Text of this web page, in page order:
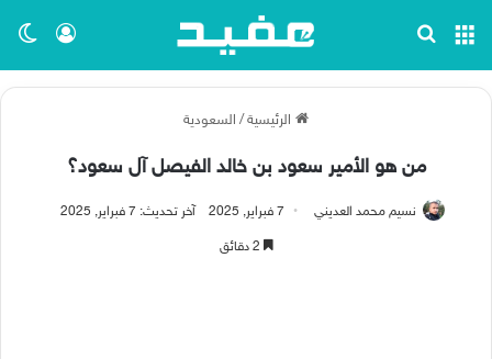
تسجيل القائمة
الرئيسية/ السعودية
من هو الأمير سعود بن خالد الفيصل آل سعود؟
نسيم محمد العديني 7 فبراير, 2025 آخر تحديث: 7 فبراير, 2025